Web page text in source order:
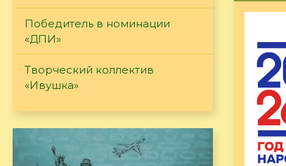
Победитель в номинации
«ДПИ»
Творческий коллектив
«Ивушка»